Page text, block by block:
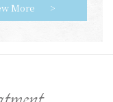
More